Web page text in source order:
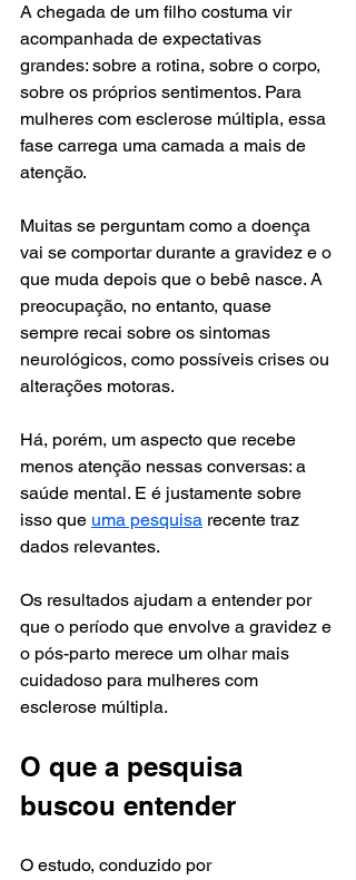
A chegada de um filho costuma vir
acompanhada de expectativas
grandes: sobre a rotina, sobre o corpo,
sobre os próprios sentimentos. Para
mulheres com esclerose múltipla, essa
fase carrega uma camada a mais de
atenção.
Muitas se perguntam como a doença
vai se comportar durante a gravidez e o
que muda depois que o bebê nasce. A
preocupação, no entanto, quase
sempre recai sobre os sintomas
neurológicos, como possíveis crises ou
alterações motoras.
Há, porém, um aspecto que recebe
menos atenção nessas conversas: a
saúde mental. E é justamente sobre
isso que uma pesquisa recente traz
dados relevantes.
Os resultados ajudam a entender por
que o período que envolve a gravidez e
o pós-parto merece um olhar mais
cuidadoso para mulheres com
esclerose múltipla.
O que a pesquisa
buscou entender
O estudo, conduzido por